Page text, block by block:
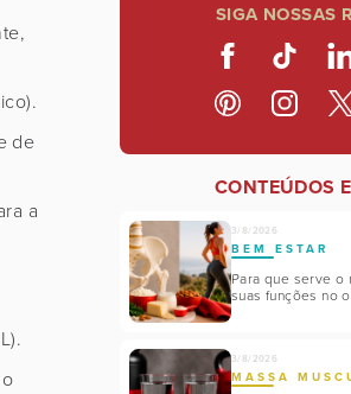
de
a
SIGA NOSSAS
CONTEÚDOS
3/8/2026
BEM ESTAR
Para que serve o
suas funções no
3/8/2026
MASSA